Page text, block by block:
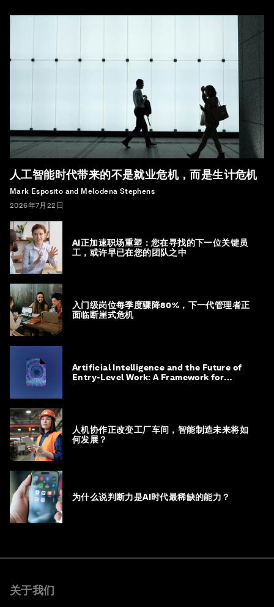
人工智能时代带来的不是就业危机，而是生计危机
Mark Esposito and Melodena Stephens
2026年7月22日
AI正加速职场重塑：您在寻找的下一位关键员
工，或许早已在您的团队之中
入门级岗位每季度骤降80%，下一代管理者正
面临断崖式危机
Artificial Intelligence and the Future of
Entry-Level Work: A Framework for
人机协作正改变工厂车间，智能制造未来将如
何发展？
为什么说判断力是AI时代最稀缺的能力？
关于我们